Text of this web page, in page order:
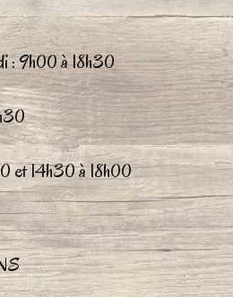
peuvent
être
choisies
sur
la
page
du
produit
: 9h00 à 18h30
et 14h30 à 18h00